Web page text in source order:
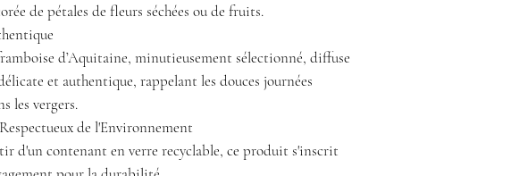
de pétales de fleurs séchées ou de fruits.
d’Aquitaine, minutieusement sélectionné, diffuse
et authentique, rappelant les douces journées
les vergers.
de l'Environnement
d'un contenant en verre recyclable, ce produit s'inscrit